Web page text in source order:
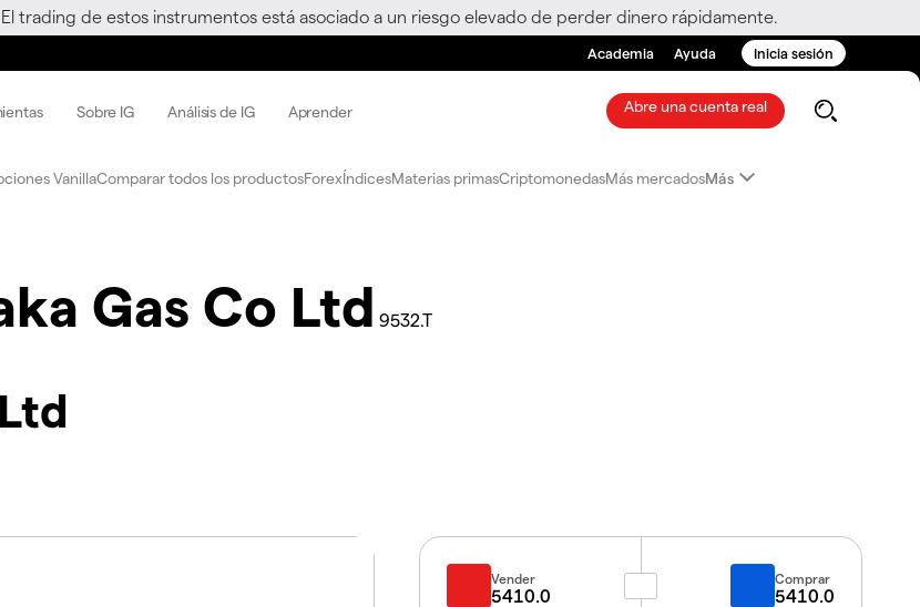
trading de estos instrumentos está asociado a un riesgo elevado de perder dinero rápidamente.
Academia Ayuda Inicia sesión
Sobre IG Análisis de IG Aprender Abre una cuenta real
VanillaComparar todos los productosForexÍndicesMaterias primasCriptomonedasMás mercadosMás
Gas Co Ltd 9532.T
Vender
5410.0
Comprar
5410.0